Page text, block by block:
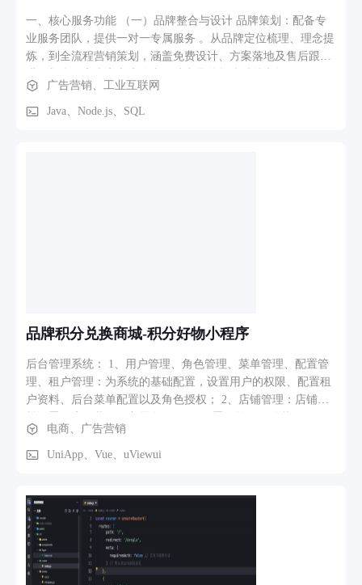
一、核心服务功能 （一）品牌整合与设计 品牌策划：配备专
业服务团队，提供一对一专属服务 。从品牌定位梳理、理念提
炼，到全流程营销策划，涵盖免费设计、方案落地及售后跟
面设计：覆盖多元场景，支持平面杂志整体版式设计、名片双
面 / 单面创意定制、企业画册风格化编排，满足品牌宣传物
类陈列，用户可快速浏览服务介绍、过往作品，通过直观的卡
片式设计、清晰的导航栏，高效筛选匹配自身需求的广告设计
服务，节省查找时间。 （二）高效沟通通道 设置 “立即咨询”
快捷入口，用户有项目需求或疑问时，点击即可快速联系服务
团队 。支持在线沟通需求细节、获取定制化方案建议，打破沟
通壁垒，助力业务需求高效对接，加速合作推进。 三、价值呈
现功能 （一）案例展示与实力佐证 搭建品牌案例库，集中呈
现过往广告设计项目成果 。涵盖不同行业、类型的品牌策划、
信任度，为潜在合作提供参考。 （二）数据化能力呈现 首页
突出展示团队核心实力数据，如服务客户数量、项目完成量、
客户好评率等（示例数据：10 + 行业经验、500 + 成功案例
），以量化指标直观传递服务价值与专业积淀，帮助用户快速
判断团队靠谱性，提升合作意愿。
广告营销、工业互联网
Java、Node.js、SQL
品牌积分兑换商城-积分好物小程序
后台管理系统： 1、用户管理、角色管理、菜单管理、配置管
理、租户管理：为系统的基础配置，设置用户的权限、配置租
户资料、后台菜单配置以及角色授权； 2、店铺管理：店铺资
3、商品列表、规格、商品分类、商品评价：设置商品基础资
料、规格配置、分类配置、评价审核； 4、订单管理、退货管
盘抽奖、商品设置分销佣金提成。 微信小程序： 1、首页：根
据设置的店铺装修做展示； 2、商品列表：关键字搜索、分类
筛选、行样式和板块样式切换； 3、商品详情：轮播图、规格
选择、生成海报、转发好友商品连接； 4、商品分类：左右两
级分类筛选； 5、我的：个人信息、会员码、订单列表、积分
电商、广告营销
UniApp、Vue、uViewui